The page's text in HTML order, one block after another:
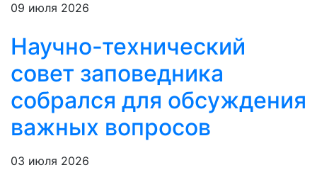
09 июля 2026
Научно-технический
совет заповедника
собрался для обсуждения
важных вопросов
03 июля 2026